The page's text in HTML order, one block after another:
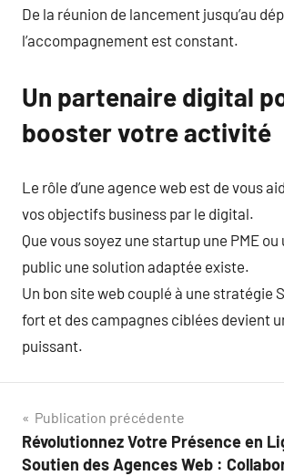
De la réunion de lancement jusqu’au
l’accompagnement est constant.
Un partenaire digital
booster votre activité
Le rôle d’une agence web est de vous
vos objectifs business par le digital.
Que vous soyez une startup une PME
public une solution adaptée existe.
Un bon site web couplé à une stratégie
fort et des campagnes ciblées devient
puissant.
Navigation
de
Publication précédente
Révolutionnez Votre Présence en
Soutien des Agences Web :